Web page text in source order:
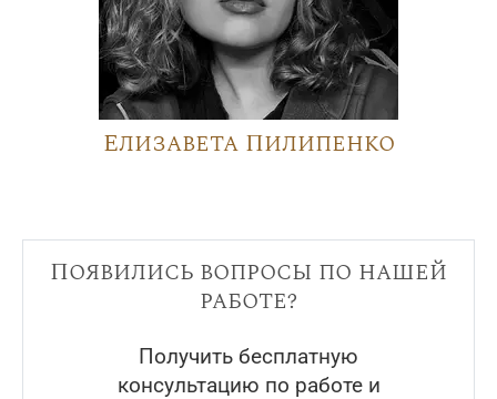
Елизавета Пилипенко
Появились вопросы по нашей
работе?
Получить бесплатную
консультацию по работе и